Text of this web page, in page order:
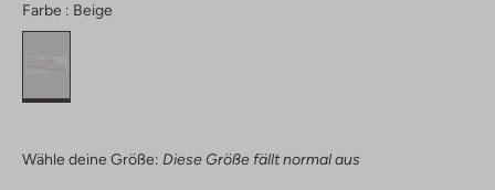
Farbe : Beige
Wähle deine Größe: Diese Größe fällt normal aus